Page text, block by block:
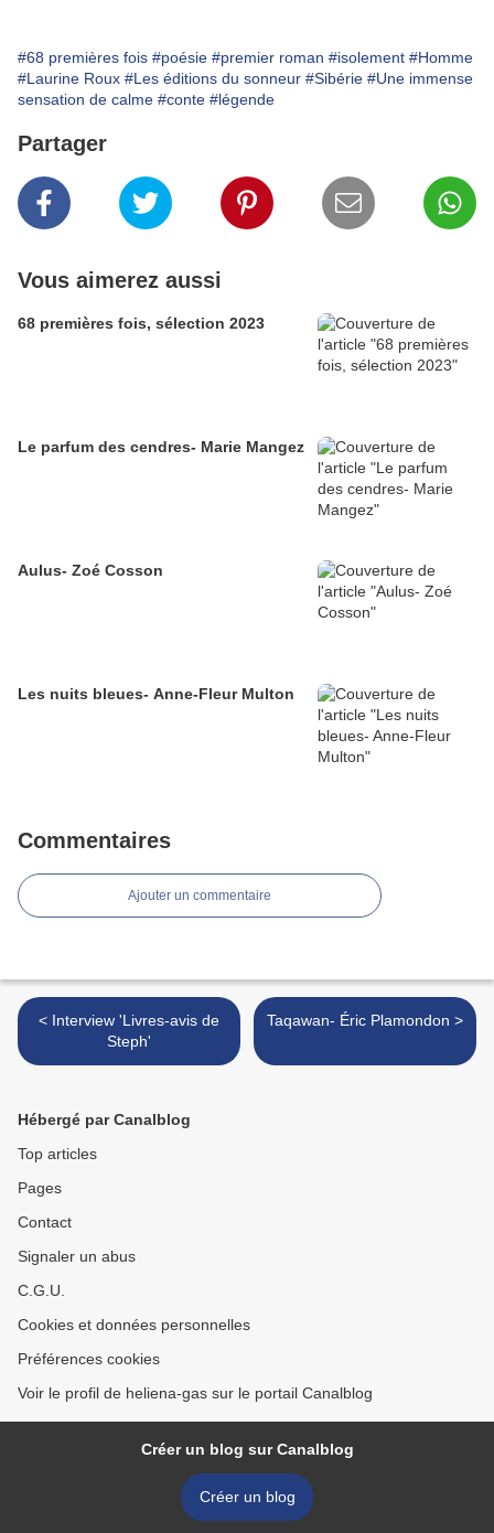
#68 premières fois #poésie #premier roman #isolement #Homme
#Laurine Roux #Les éditions du sonneur #Sibérie #Une immense
sensation de calme #conte #légende
Partager
Vous aimerez aussi
68 premières fois, sélection 2023
Le parfum des cendres- Marie Mangez
Aulus- Zoé Cosson
Les nuits bleues- Anne-Fleur Multon
Commentaires
Ajouter un commentaire
< Interview 'Livres-avis de
Steph'
Taqawan- Éric Plamondon >
Hébergé par Canalblog
Top articles
Pages
Contact
Signaler un abus
C.G.U.
Cookies et données personnelles
Préférences cookies
Voir le profil de heliena-gas sur le portail Canalblog
Créer un blog sur Canalblog
Créer un blog